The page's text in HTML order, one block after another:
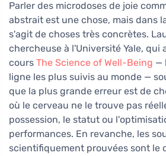
Parler des microdoses de joie
abstrait est une chose, mais dans
s'agit de choses très concrètes.
chercheuse à l'Université Yale, qui
cours The Science of Well-Being —
ligne les plus suivis au monde —
que la plus grande erreur est de
où le cerveau ne le trouve pas
possession, le statut ou
performances. En revanche, les
scientifiquement prouvées sont le